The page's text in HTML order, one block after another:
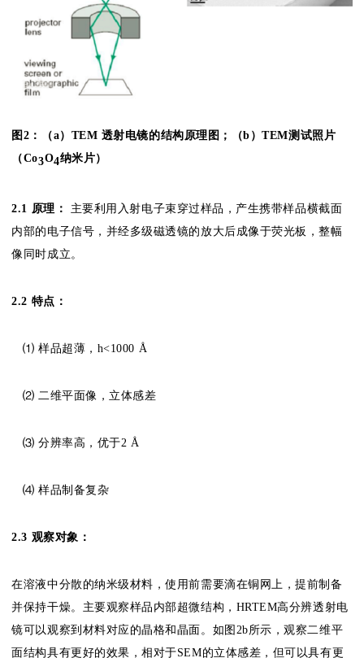
图2：（a）TEM 透射电镜的结构原理图；
（b）TEM测试照片
（Co3O4纳米片）
2.1 原理：
主要利用入射电子束穿过样品，产生携带样品横截面
内部的电子信号，并经多级磁透镜的放大后成像于荧光板，整幅
像同时成立。
2.2 特点：
⑴ 样品超薄，h<1000 Å
⑵ 二维平面像，立体感差
⑶ 分辨率高，优于2 Å
⑷ 样品制备复杂
2.3 观察对象：
在溶液中分散的纳米级材料，使用前需要滴在铜网上，提前制备
并保持干燥。主要观察样品内部超微结构，HRTEM高分辨透射电
镜可以观察到材料对应的晶格和晶面。如图2b所示，观察二维平
面结构具有更好的效果，相对于SEM的立体感差，但可以具有更